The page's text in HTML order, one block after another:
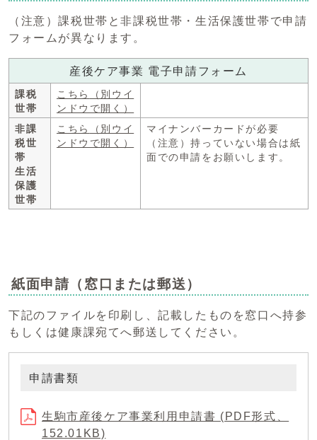
（注意）課税世帯と非課税世帯・生活保護世帯で申請
フォームが異なります。
産後ケア事業 電子申請フォーム
課税
世帯
こちら
（別ウイ
ンドウで開く）
非課
税世
帯
生活
保護
世帯
こちら
（別ウイ
ンドウで開く）
マイナンバーカードが必要
（注意）持っていない場合は紙
面での申請をお願いします。
紙面申請（窓口または郵送）
下記のファイルを印刷し、記載したものを窓口へ持参
もしくは健康課宛てへ郵送してください。
申請書類
生駒市産後ケア事業利用申請書 (PDF形式、
152.01KB)